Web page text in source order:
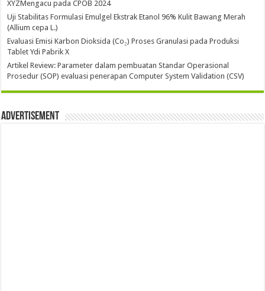
XYZMengacu pada CPOB 2024
Uji Stabilitas Formulasi Emulgel Ekstrak Etanol 96% Kulit Bawang Merah
(Allium cepa L.)
Evaluasi Emisi Karbon Dioksida (Co₂) Proses Granulasi pada Produksi
Tablet Ydi Pabrik X
Artikel Review: Parameter dalam pembuatan Standar Operasional
Prosedur (SOP) evaluasi penerapan Computer System Validation (CSV)
Advertisement